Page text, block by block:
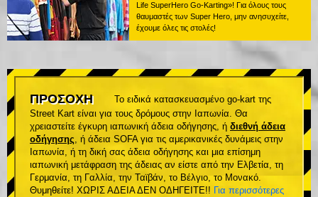
Life SuperHero Go-Karting»! Για όλους τους
θαυμαστές των Super Hero, μην ανησυχείτε,
έχουμε όλες τις στολές!
ΠΡΟΣΟΧΗ
Το ειδικά κατασκευασμένο go-kart της
Street Kart είναι για τους δρόμους στην Ιαπωνία. Θα
χρειαστείτε έγκυρη ιαπωνική άδεια οδήγησης, ή διεθνή άδεια
οδήγησης, ή άδεια SOFA για τις αμερικανικές δυνάμεις στην
Ιαπωνία, ή τη δική σας άδεια οδήγησης και μια επίσημη
ιαπωνική μετάφραση της άδειας αν είστε από την Ελβετία, τη
Γερμανία, τη Γαλλία, την Ταϊβάν, το Βέλγιο, το Μονακό.
Θυμηθείτε! ΧΩΡΙΣ ΑΔΕΙΑ ΔΕΝ ΟΔΗΓΕΙΤΕ!!
Για περισσότερες